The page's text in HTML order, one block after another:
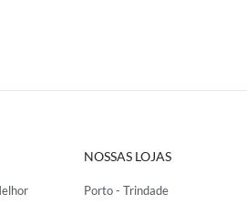
NOSSAS LOJAS
Porto - Trindade